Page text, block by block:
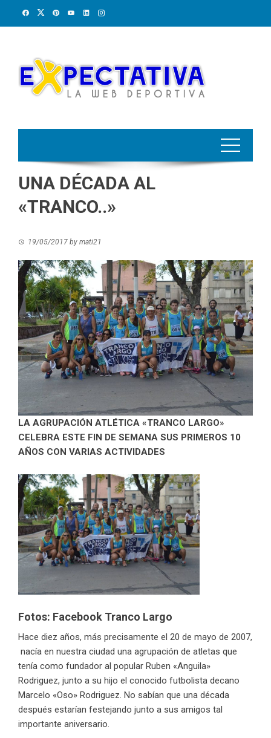
UNA DÉCADA AL
«TRANCO..»
19/05/2017 by mati21
LA AGRUPACIÓN ATLÉTICA «TRANCO LARGO»
CELEBRA ESTE FIN DE SEMANA SUS PRIMEROS 10
AÑOS CON VARIAS ACTIVIDADES
Fotos: Facebook Tranco Largo
Hace diez años, más precisamente el 20 de mayo de 2007,
nacía en nuestra ciudad una agrupación de atletas que
tenía como fundador al popular Ruben «Anguila»
Rodriguez, junto a su hijo el conocido futbolista decano
Marcelo «Oso» Rodriguez. No sabían que una década
después estarían festejando junto a sus amigos tal
importante aniversario.